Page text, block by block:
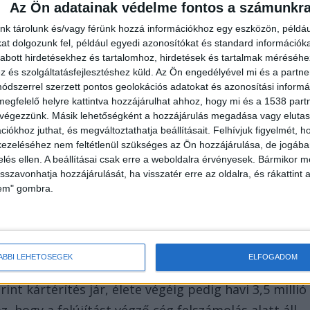
Az Ön adatainak védelme fontos a
tárolunk és/vagy férünk hozzá információkhoz egy eszközön,
dolgozunk fel, például egyedi azonosítókat és standard
hirdetésekhez és tartalomhoz, hirdetések és tartalmak
és szolgáltatásfejlesztéshez küld. Az Ön engedélyével mi és a
szerzett pontos geolokációs adatokat és azonosítási
helyre kattintva hozzájárulhat ahhoz, hogy mi és a 1538
Másik lehetőségként a hozzájárulás megadása vagy
juthat, és megváltoztathatja beállításait. Felhívjuk figyelmét,
nem feltétlenül szükséges az Ön hozzájárulása, de
ellen. A beállításai csak erre a weboldalra érvényesek. Bármikor
hozzájárulását, ha visszatér erre az oldalra, és rákattint
gombra.
LEHETŐSÉGEK ELFOGADOM
és annak biztosítójával próbált peren
és ugyan a veszteségeit pénzben nem lehet
nagyon drága, ezért úgy érezte, jár neki a
ítéletet.
kártérítés jár, élete végéig pedig havi 3,5 millió